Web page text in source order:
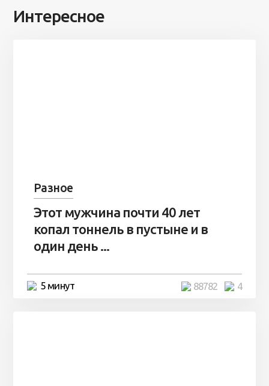
Интересное
Разное
Этот мужчина почти 40 лет
копал тоннель в пустыне и в
один день ...
5 минут 4
88782